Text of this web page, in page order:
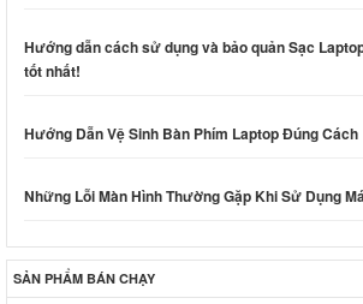
Hướng dẫn cách sử dụng và bảo quản Sạc
tốt nhất!
Hướng Dẫn Vệ Sinh Bàn Phím Laptop Đúng Cách
Những Lỗi Màn Hình Thường Gặp Khi Sử Dụng
SẢN PHẨM BÁN CHẠY